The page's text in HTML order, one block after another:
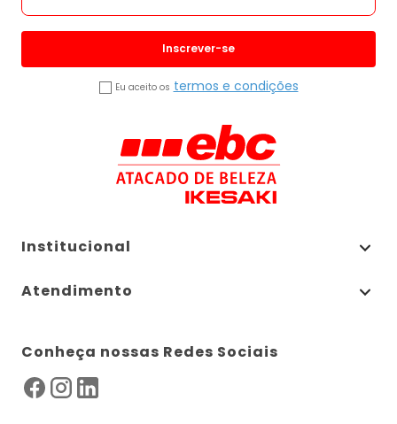
Inscrever-se
Eu aceito os termos e condições
Institucional
Atendimento
Conheça nossas Redes Sociais